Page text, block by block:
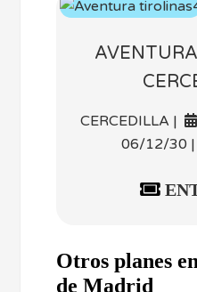
CERCEDILLA |
06/12/30 |
Otros planes
de Madrid